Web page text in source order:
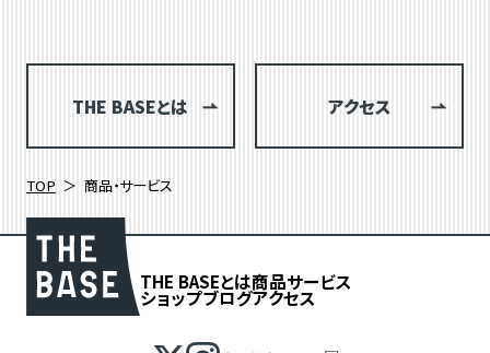
THE BASEとは アクセス
TOP 商品・サービス
THE BASEとは商品サービス
ショップブログアクセス